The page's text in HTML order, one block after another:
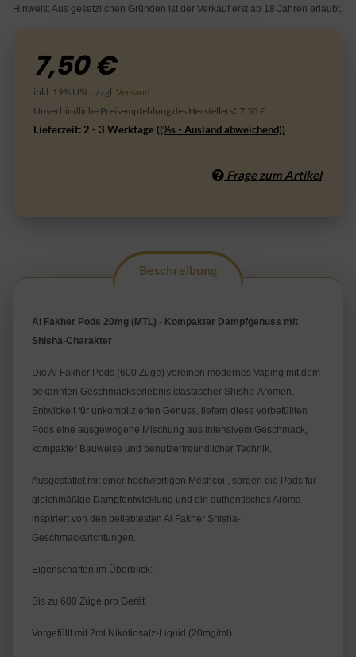
Hinweis: Aus gesetzlichen Gründen ist der Verkauf erst ab 18 Jahren erlaubt.
7,50 €
inkl. 19% USt. , zzgl. Versand
Unverbindliche Preisempfehlung des Herstellers: 7,50 €
Lieferzeit: 2 - 3 Werktage ((%s - Ausland abweichend))
Frage zum Artikel
Beschreibung
Al Fakher Pods 20mg (MTL) - Kompakter Dampfgenuss mit
Shisha-Charakter
Die Al Fakher Pods (600 Züge) vereinen modernes Vaping mit dem
bekannten Geschmackserlebnis klassischer Shisha-Aromen.
Entwickelt für unkomplizierten Genuss, liefern diese vorbefüllten
Pods eine ausgewogene Mischung aus intensivem Geschmack,
kompakter Bauweise und benutzerfreundlicher Technik.
Ausgestattet mit einer hochwertigen Meshcoil, sorgen die Pods für
gleichmäßige Dampfentwicklung und ein authentisches Aroma –
inspiriert von den beliebtesten Al Fakher Shisha-
Geschmacksrichtungen.
Eigenschaften im Überblick:
Bis zu 600 Züge pro Gerät
Vorgefüllt mit 2ml Nikotinsalz-Liquid (20mg/ml)